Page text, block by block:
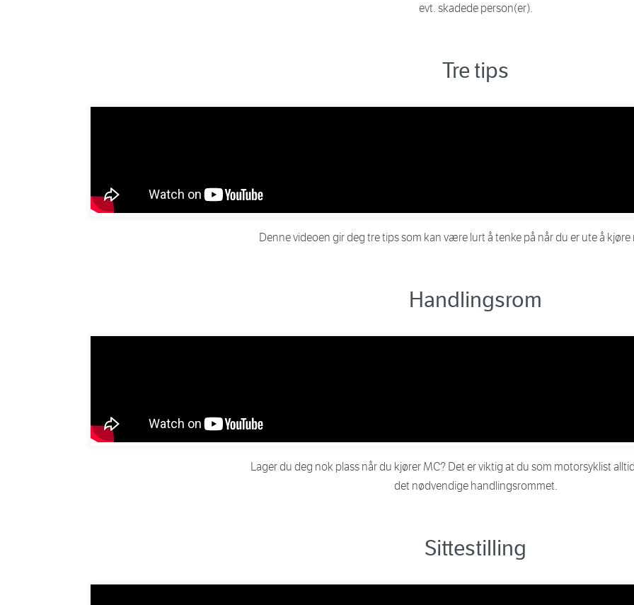
evt. skadede person(er).
Tre tips
Denne videoen gir deg tre tips som kan være lurt å tenke på når du er ute å kjøre
Handlingsrom
Lager du deg nok plass når du kjører MC? Det er viktig at du som motorsyklist
det nødvendige handlingsrommet.
Sittestilling